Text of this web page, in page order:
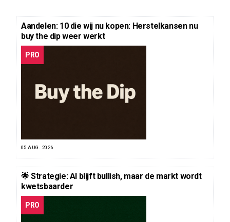
Aandelen: 10 die wij nu kopen: Herstelkansen nu
buy the dip weer werkt
PRO
05 AUG. 2026
🌟 Strategie: AI blijft bullish, maar de markt wordt
kwetsbaarder
PRO